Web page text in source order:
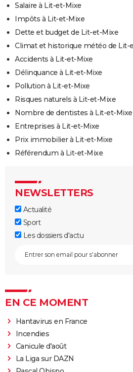
Salaire à Lit-et-Mixe
Impôts à Lit-et-Mixe
Dette et budget de Lit-et-Mixe
Climat et historique météo de Lit-
Accidents à Lit-et-Mixe
Délinquance à Lit-et-Mixe
Pollution à Lit-et-Mixe
Risques naturels à Lit-et-Mixe
Nombre de dentistes à Lit-et-Mixe
Entreprises à Lit-et-Mixe
Prix immobilier à Lit-et-Mixe
Référendum à Lit-et-Mixe
NEWSLETTERS
Actualité
Sport
Les dossiers d'actu
EN CE MOMENT
Hantavirus en France
Incendies
Canicule d'août
La Liga sur DAZN